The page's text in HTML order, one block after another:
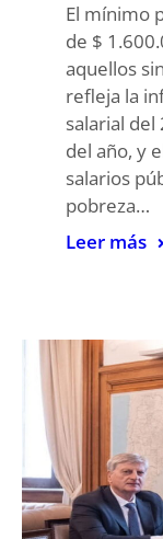
El mínimo
de $
aquellos
refleja la
salarial del
del año, y
salarios
pobreza…
Leer más